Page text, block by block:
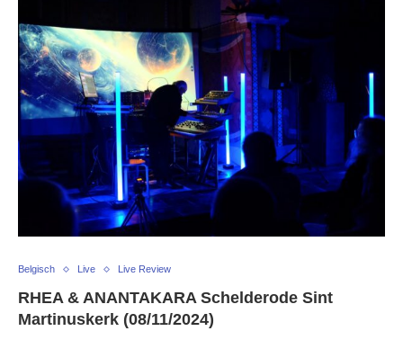
Belgisch Live Live Review
RHEA & ANANTAKARA Schelderode Sint
Martinuskerk (08/11/2024)